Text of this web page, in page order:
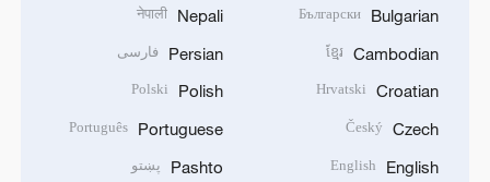
Bulgarian
Български
Cambodian
ខ្មែរ
Croatian
Hrvatski
Czech
Český
English
English
Nepali
नेपाली
Persian فارسی
Polish
Polski
Portuguese
Português
Pashto پښتو